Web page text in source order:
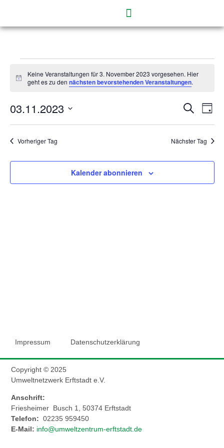
Hinweis
Keine Veranstaltungen für 3. November 2023 vorgesehen. Hier
geht es zu dennächsten bevorstehenden Veranstaltungen.
Suche
und
SucheTag
03.11.2023
wählen.
Vorheriger Tag Nächster Tag
Kalender abonnieren
Impressum Datenschutzerklärung
Copyright © 2025
Umweltnetzwerk Erftstadt e.V.
Anschrift:
Friesheimer Busch 1, 50374 Erftstadt
Telefon: 02235 959450
E-Mail: info@umweltzentrum-erftstadt.de